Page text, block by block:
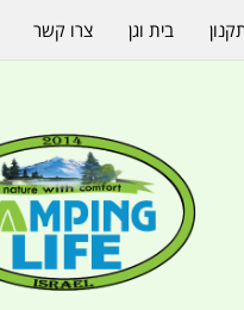
בית וגן צרו קשר